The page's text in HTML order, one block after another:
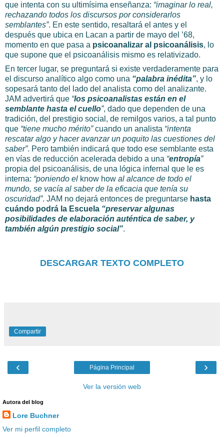
que intenta con su ultimísima enseñanza: “imaginar lo real,
rechazando todos los discursos por considerarlos
semblantes”. En este sentido, resaltará el antes y el
después que ubica en Lacan a partir de mayo del ’68,
momento en que pasa a psicoanalizar al psicoanálisis, lo
que supone que el psicoanálisis mismo es relativizado.
En tercer lugar, se preguntará si existe verdaderamente para
el discurso analítico algo como una “palabra inédita”, y lo
sopesará tanto del lado del analista como del analizante.
JAM advertirá que “los psicoanalistas están en el
semblante hasta el cuello”, dado que dependen de una
tradición, del prestigio social, de remilgos varios, a tal punto
que “tiene mucho mérito”cuando un analista “intenta
rescatar algo y hacer avanzar un poquito las cuestiones del
saber”. Pero también indicará que todo ese semblante esta
en vías de reducción acelerada debido a una “entropía”
propia del psicoanálisis, de una lógica infernal que le es
interna: “poniendo el know how al alcance de todo el
mundo, se vacía al saber de la eficacia que tenía su
oscuridad”. JAM no dejará entonces de preguntarse hasta
cuándo podrá la Escuela “preservar algunas
posibilidades de elaboración auténtica de saber, y
también algún prestigio social”.
DESCARGAR TEXTO COMPLETO
Compartir
‹ ›
Página Principal
Ver la versión web
Autora del blog
Lore Buchner
Ver mi perfil completo